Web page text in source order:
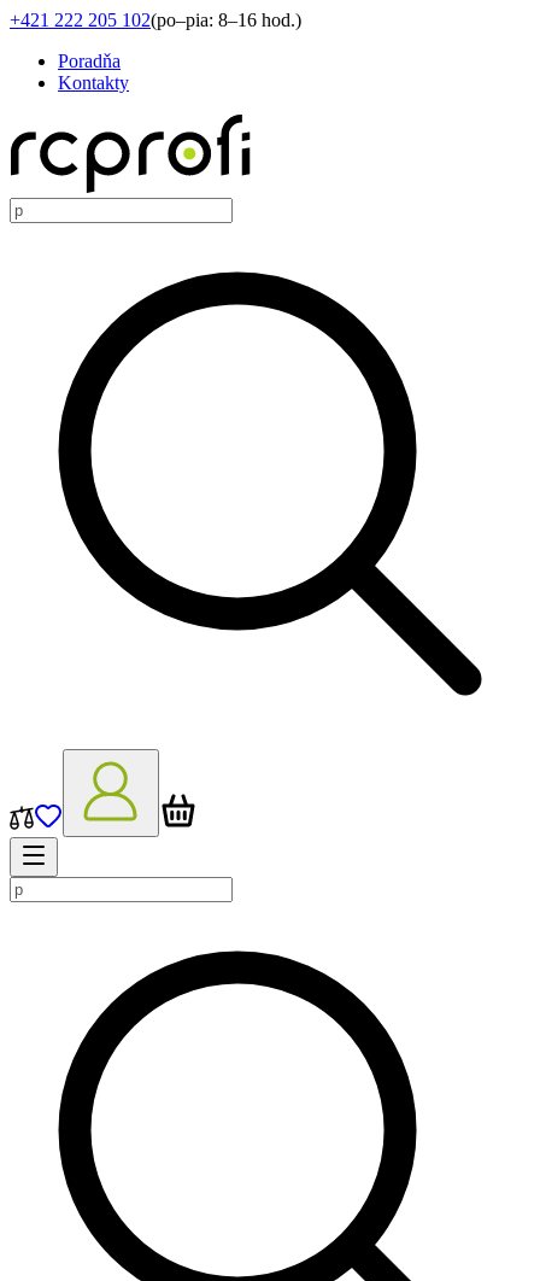
+421 222 205 102(po–pia: 8–16 hod.)
Poradňa
Kontakty